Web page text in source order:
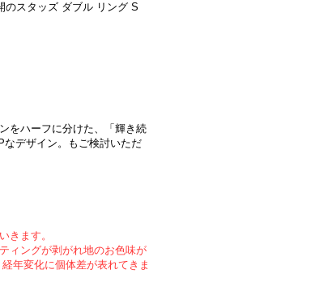
のスタッズ ダブル リング S
をハーフに分けた、「輝き続
デザイン。もご検討いただ
きます。
ィングが剥がれ地のお色味が
年変化に個体差が表れてきま